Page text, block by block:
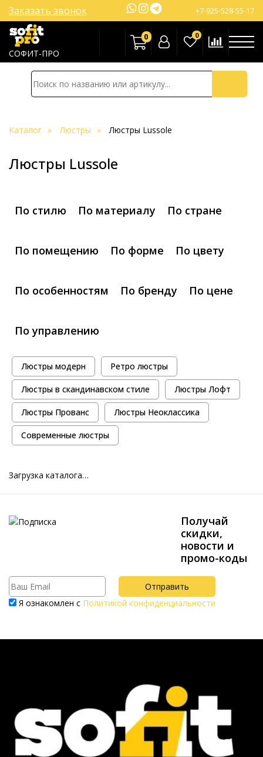
СОФИТ-ПРО
+7-925-528-55-17
Заказать звонок
0 0
Каталог Люстры Люстры Lussole
Люстры Lussole
По стилю По материалу По стране
По помещению По форме По цвету
По особенностям По бренду По цене
По управлению
Люстры модерн Ретро люстры
Люстры в скандинавском стиле Люстры Лофт
Люстры Прованс Люстры Неоклассика
Современные люстры
Загрузка каталога…
Получай
скидки,
новости и
промо-коды
Я ознакомлен с Политикой конфиденциальности